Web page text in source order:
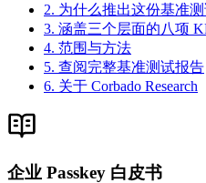
2. 为什么推出这份基准
3. 涵盖三个层面的八项
4. 范围与方法
5. 查阅完整基准测试报告
6. 关于 Corbado Research
企业 Passkey 白皮书